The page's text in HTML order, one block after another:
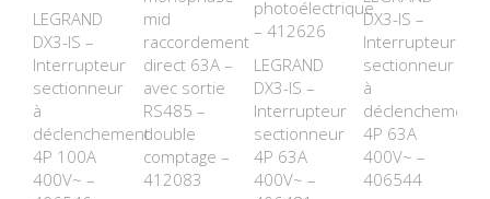
LEGRAND
DX3-IS –
Interrupteur
sectionneur
à
déclenchement
4P 100A
400V~ –
mid
raccordement
direct 63A –
avec sortie
RS485 –
double
comptage –
412083
photoélectrique
– 412626
LEGRAND
DX3-IS –
Interrupteur
sectionneur
4P 63A
400V~ –
DX3-IS –
Interrupteur
sectionneur
à
déclenchement
4P 63A
400V~ –
406544